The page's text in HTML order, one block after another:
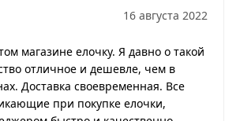
16 августа 2022
магазине елочку. Я давно о такой
отличное и дешевле, чем в
Доставка своевременная. Все
при покупке елочки,